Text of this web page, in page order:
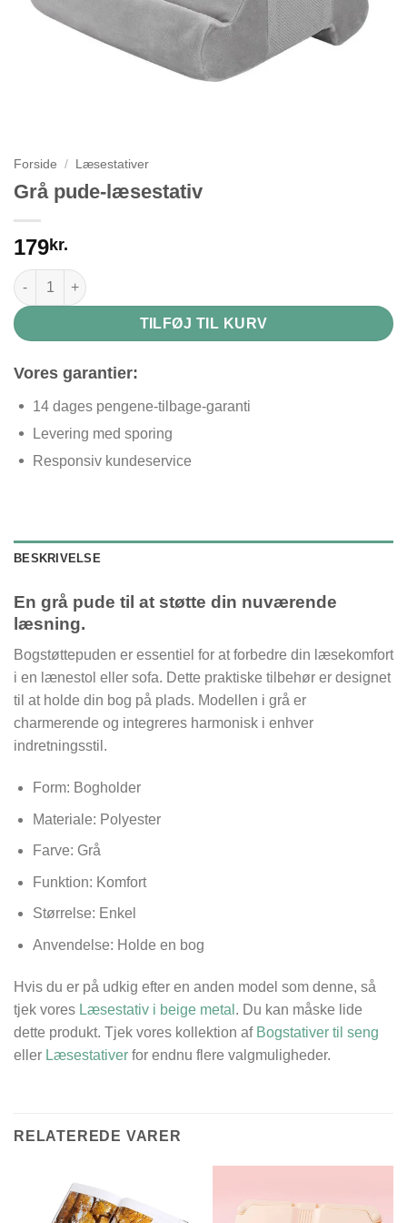
Forside / Læsestativer
Grå pude-læsestativ
179kr.
Grå pude-læsestativ antal
TILFØJ TIL KURV
Vores garantier:
14 dages pengene-tilbage-garanti
Levering med sporing
Responsiv kundeservice
BESKRIVELSE
En grå pude til at støtte din nuværende
læsning.
Bogstøttepuden er essentiel for at forbedre din læsekomfort
i en lænestol eller sofa. Dette praktiske tilbehør er designet
til at holde din bog på plads. Modellen i grå er
charmerende og integreres harmonisk i enhver
indretningsstil.
Form: Bogholder
Materiale: Polyester
Farve: Grå
Funktion: Komfort
Størrelse: Enkel
Anvendelse: Holde en bog
Hvis du er på udkig efter en anden model som denne, så
tjek vores Læsestativ i beige metal . Du kan måske lide
dette produkt. Tjek vores kollektion af Bogstativer til seng
eller Læsestativer for endnu flere valgmuligheder.
RELATEREDE VARER